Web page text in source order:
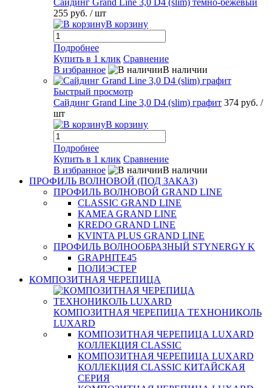
Сайдинг Grand Line 3,0 D4 (slim) темно-бежевый
255 руб. / шт
В корзину
Подробнее
Купить в 1 клик Сравнение
В избранное
В наличии
Быстрый просмотр
Сайдинг Grand Line 3,0 D4 (slim) графит 374 руб. /
шт
В корзину
Подробнее
Купить в 1 клик Сравнение
В избранное
В наличии
ПРОФИЛЬ ВОЛНОВОЙ (ПОД ЗАКАЗ)
ПРОФИЛЬ ВОЛНОВОЙ GRAND LINE
CLASSIC GRAND LINE
KAMEA GRAND LINE
KREDO GRAND LINE
KVINTA PLUS GRAND LINE
ПРОФИЛЬ ВОЛНООБРАЗНЫЙ STYNERGY K
GRAPHITE45
ПОЛИЭСТЕР
КОМПОЗИТНАЯ ЧЕРЕПИЦА
КОМПОЗИТНАЯ ЧЕРЕПИЦА ТЕХНОНИКОЛЬ
LUXARD
КОМПОЗИТНАЯ ЧЕРЕПИЦА LUXARD
КОЛЛЕКЦИЯ CLASSIC
КОМПОЗИТНАЯ ЧЕРЕПИЦА LUXARD
КОЛЛЕКЦИЯ CLASSIC КИТАЙСКАЯ
СЕРИЯ